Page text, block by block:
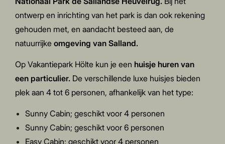
ontwerp en inrichting van het park is dan ook rekening
gehouden met, en aandacht besteed aan, de
natuurrijkeomgeving van Salland.
Op Vakantiepark Hölte kun je een huisje huren van
een particulier. De verschillende luxe huisjes bieden
plek aan 4 tot 6 personen, afhankelijk van het type:
Sunny Cabin; geschikt voor 4 personen
Sunny Cabin; geschikt voor 6 personen
Easy Cabin; geschikt voor 4 personen